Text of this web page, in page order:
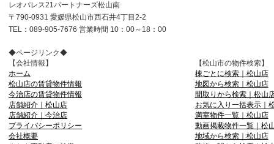
レオパレス21パートナーズ松山南
〒790-0931 愛媛県松山市西石井4丁目2-2
TEL：089-905-7676 営業時間 10：00～18：00
◆ページリンク◆
【会社情報】
ホーム
松山店の賃貸物件情報
今治店の賃貸物件情報
店舗紹介｜松山店
店舗紹介｜今治店
プライバシーポリシー
会社概要
【松山市の物件検索】
棟ごとに検索｜松山店
地図から検索｜松山店
間取りから検索｜松山
お気に入り一括表示｜
満室物件一覧｜松山店
動画掲載物件一覧｜松
地域から検索｜松山店